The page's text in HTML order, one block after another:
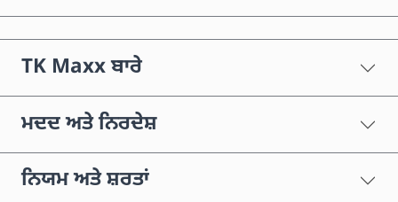
TK Maxx ਬਾਰੇ
ਮਦਦ ਅਤੇ ਨਿਰਦੇਸ਼
ਨਿਯਮ ਅਤੇ ਸ਼ਰਤਾਂ